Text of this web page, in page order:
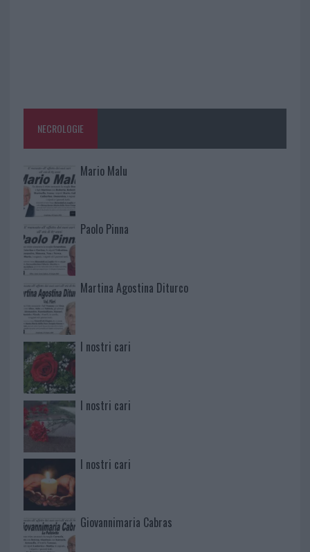
NECROLOGIE
Mario Malu
Paolo Pinna
Martina Agostina Diturco
I nostri cari
I nostri cari
I nostri cari
Giovannimaria Cabras